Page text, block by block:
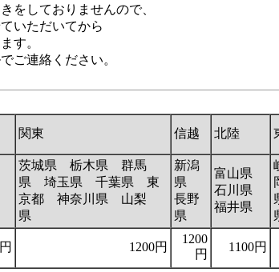
をしておりませんので、
いただいてから
す。
ご連絡ください。
関東 信越 北陸
茨城県 栃木県 群馬
県 埼玉県 千葉県 東
京都 神奈川県 山梨
県
新潟
県
長野
県
富山県
石川県
福井県
1200円
1200
円
1100円